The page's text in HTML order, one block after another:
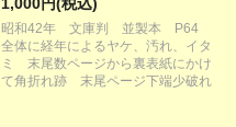
1,000円(税込)
昭和42年 文庫判 並製本 P64
全体に経年によるヤケ、汚れ、イタ
ミ 末尾数ページから裏表紙にかけ
て角折れ跡 末尾ページ下端少破れ